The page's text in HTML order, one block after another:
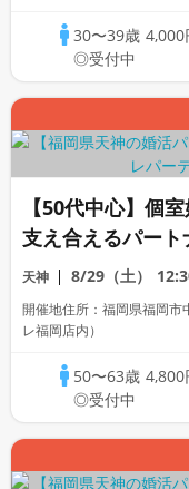
30〜39歳 4,000
◎受付中
【50代中心】個
支え合えるパー
い～
天神 8/29（土）
開催地住所：福岡県福岡
レ福岡店内）
50〜63歳 4,800
◎受付中